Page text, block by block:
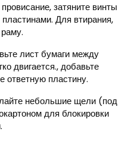
затяните винты
Для втирания,
лист бумаги между
двигается., добавьте
ответную пластину.
небольшие щели (под
для блокировки